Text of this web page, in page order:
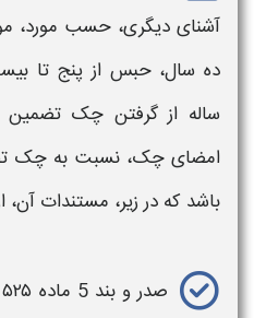
آشنای دیگری، حسب مورد،
ساله از گرفتن چک
امضای چک، نسبت به چک
باشد که در زیر، مستندات آن،
صدر و بند 5 ماده ۵۲۵